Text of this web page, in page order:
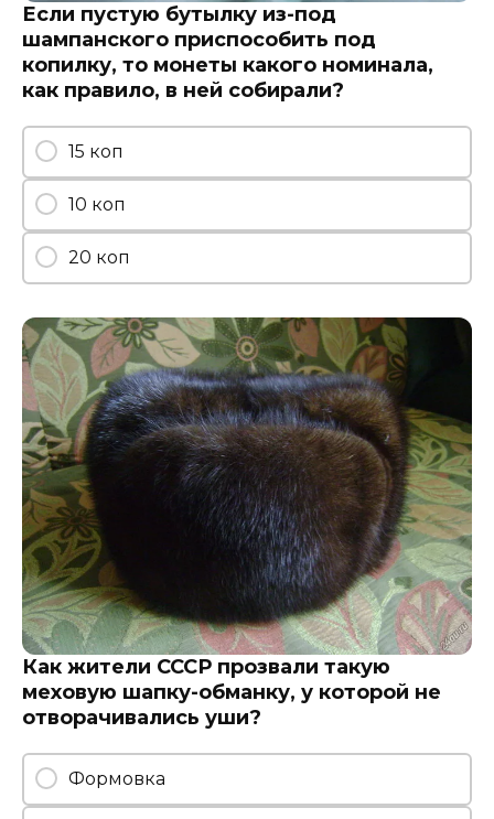
Если пустую бутылку из-под
шампанского приспособить под
копилку, то монеты какого номинала,
как правило, в ней собирали?
15 коп
10 коп
20 коп
Как жители СССР прозвали такую
меховую шапку-обманку, у которой не
отворачивались уши?
Формовка